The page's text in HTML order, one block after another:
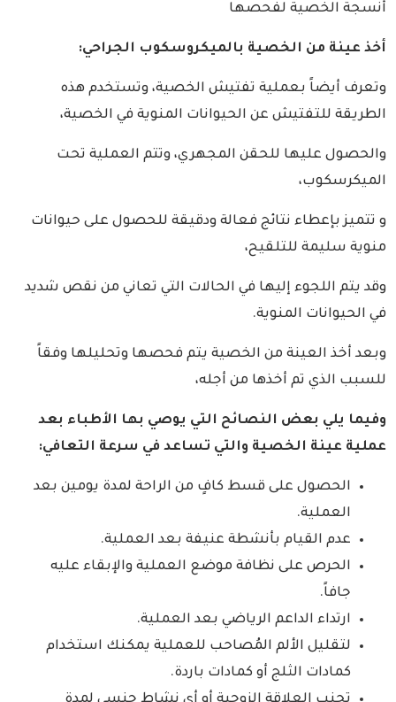
أنسجة الخصية لفحصها
أخذ عينة من الخصية بالميكروسكوب الجراحي:
وتعرف أيضاً بعملية تفتيش الخصية، وتستخدم هذه
الطريقة للتفتيش عن الحيوانات المنوية في الخصية،
والحصول عليها للحقن المجهري، وتتم العملية تحت
الميكرسكوب،
و تتميز بإعطاء نتائج فعالة ودقيقة للحصول على حيوانات
منوية سليمة للتلقيح،
وقد يتم اللجوء إليها في الحالات التي تعاني من نقص شديد
في الحيوانات المنوية.
وبعد أخذ العينة من الخصية يتم فحصها وتحليلها وفقاً
للسبب الذي تم أخذها من أجله،
وفيما يلي بعض النصائح التي يوصي بها الأطباء بعد
عملية عينة الخصية والتي تساعد في سرعة التعافي:
الحصول على قسط كافٍ من الراحة لمدة يومين بعد
العملية.
عدم القيام بأنشطة عنيفة بعد العملية.
الحرص على نظافة موضع العملية والإبقاء عليه
جافاً.
ارتداء الداعم الرياضي بعد العملية.
لتقليل الألم المُصاحب للعملية يمكنك استخدام
كمادات الثلج أو كمادات باردة.